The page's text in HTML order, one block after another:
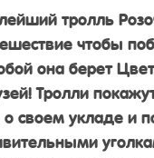
тролль
чтобы
она берет
Тролли
своем укладе и